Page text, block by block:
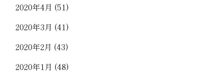
2020年4月 (51)
2020年3月 (41)
2020年2月 (43)
2020年1月 (48)